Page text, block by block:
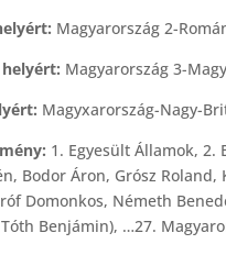
Magyarország 2-
helyért: Magyarország 3-
Magyxarország-Nagy-
1. Egyesült Államok, 2.
Bodor Áron, Grósz
Domonkos, Németh
Benjámin), …27.